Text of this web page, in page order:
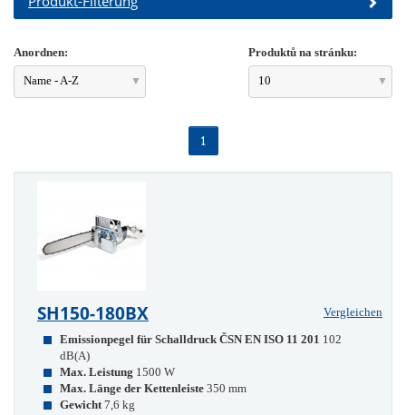
Anordnen:
Name - A-Z
Produktů na stránku:
10
1
SH150-180BX
Vergleichen
Emissionpegel für Schalldruck ČSN EN ISO 11 201 102
dB(A)
Max. Leistung 1500 W
Max. Länge der Kettenleiste 350 mm
Gewicht 7,6 kg